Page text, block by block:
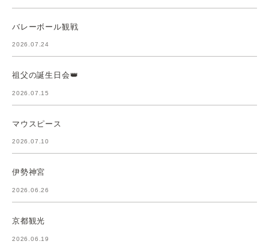
バレーボール観戦
2026.07.24
祖父の誕生日会👑
2026.07.15
マウスピース
2026.07.10
伊勢神宮
2026.06.26
京都観光
2026.06.19